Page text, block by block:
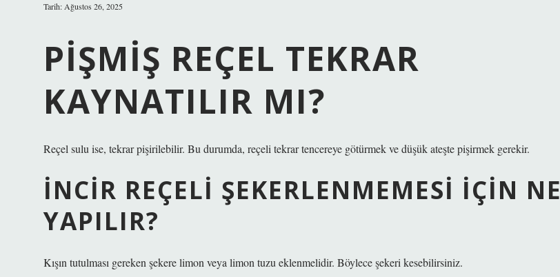
Tarih: Ağustos 26, 2025
PIŞMIŞ REÇEL TEKRAR
KAYNATILIR MI?
Reçel sulu ise, tekrar pişirilebilir. Bu durumda, reçeli tekrar tencereye götürmek ve düşük ateşte pişirmek gerekir.
İNCIR REÇELI ŞEKERLENMEMESI IÇIN NE
YAPILIR?
Kışın tutulması gereken şekere limon veya limon tuzu eklenmelidir. Böylece şekeri kesebilirsiniz.